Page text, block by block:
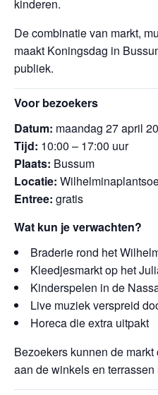
kinderen.
De combinatie van markt,
maakt Koningsdag in
publiek.
Voor bezoekers
Datum: maandag 27 april
Tijd: 10:00 – 17:00 uur
Plaats: Bussum
Locatie:
Entree: gratis
Wat kun je verwachten?
Braderie rond het
Kleedjesmarkt op het
Kinderspelen in de
Live muziek verspreid
Horeca die extra uitpakt
Bezoekers kunnen de
aan de winkels en terrassen